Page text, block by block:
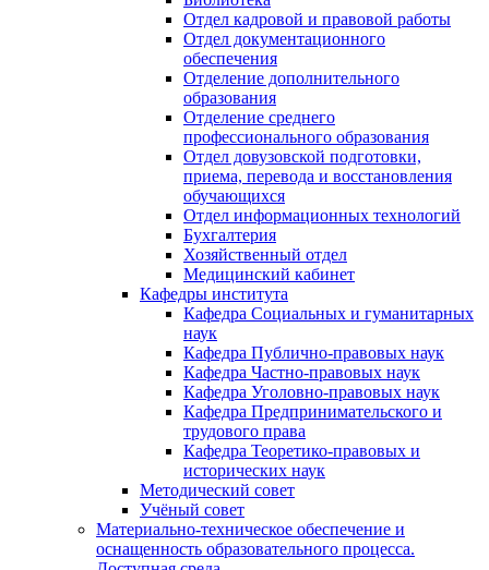
Отдел кадровой и правовой работы
Отдел документационного
обеспечения
Отделение дополнительного
образования
Отделение среднего
профессионального образования
Отдел довузовской подготовки,
приема, перевода и восстановления
обучающихся
Отдел информационных технологий
Бухгалтерия
Хозяйственный отдел
Медицинский кабинет
Кафедры института
Кафедра Социальных и гуманитарных
наук
Кафедра Публично-правовых наук
Кафедра Частно-правовых наук
Кафедра Уголовно-правовых наук
Кафедра Предпринимательского и
трудового права
Кафедра Теоретико-правовых и
исторических наук
Методический совет
Учёный совет
Материально-техническое обеспечение и
оснащенность образовательного процесса.